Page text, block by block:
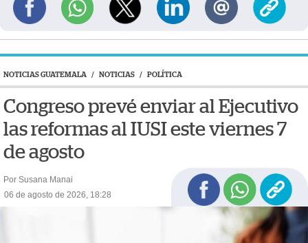
NOTICIAS GUATEMALA / NOTICIAS / POLÍTICA
Congreso prevé enviar al Ejecutivo
las reformas al IUSI este viernes 7
de agosto
Por Susana Manai
06 de agosto de 2026, 18:28